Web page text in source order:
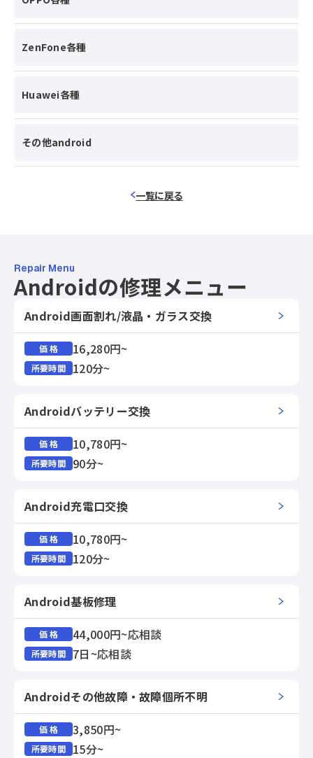
ZenFone各種
Huawei各種
その他android
一覧に戻る
Repair Menu
Androidの修理メニュー
Android画面割れ/液晶・ガラス交換
価 格 16,280円~
所要時間 120分~
Androidバッテリー交換
価 格 10,780円~
所要時間 90分~
Android充電口交換
価 格 10,780円~
所要時間 120分~
Android基板修理
価 格 44,000円~応相談
所要時間 7日~応相談
Androidその他故障・故障個所不明
価 格 3,850円~
所要時間 15分~